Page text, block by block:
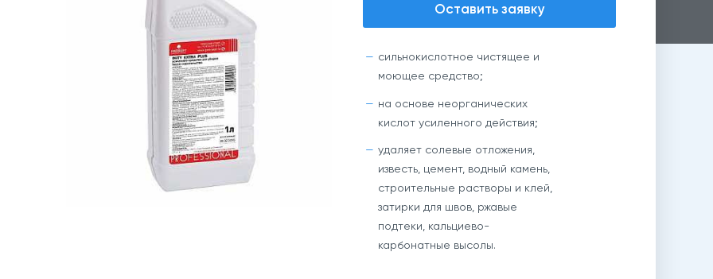
Оставить заявку
сильнокислотное чистящее и
моющее средство;
на основе неорганических
кислот усиленного действия;
удаляет солевые отложения,
известь, цемент, водный камень,
строительные растворы и клей,
затирки для швов, ржавые
подтеки, кальциево-
карбонатные высолы.